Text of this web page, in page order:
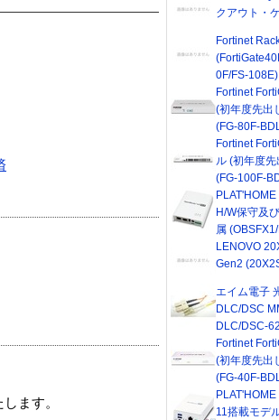
ます。
クアウト・
Fortinet
0F/FS-
Fortinet
(初年度先出
(FG-80F-
Fortinet
ル (初年度
(FG-100F-
H/W保守及
属
LENOVO
Gen2
エイム電子
DLC/DSC
DLC/DSC-
Fortinet
(初年度先出
(FG-40F-
11搭載モデ